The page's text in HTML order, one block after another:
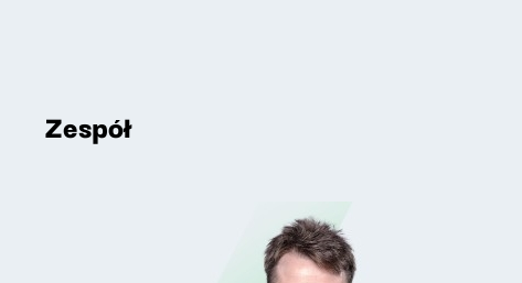
Zespół